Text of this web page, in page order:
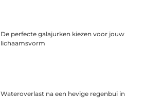
De perfecte galajurken kiezen voor jouw
lichaamsvorm
Wateroverlast na een hevige regenbui in